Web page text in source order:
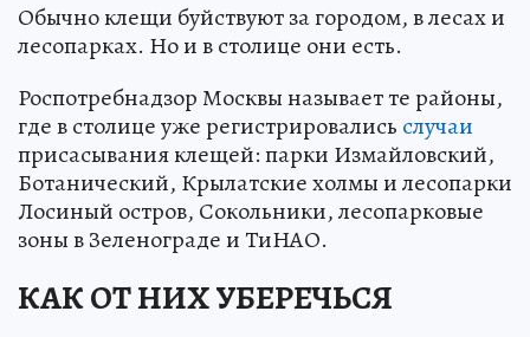
Обычно клещи буйствуют за городом, в лесах и
лесопарках. Но и в столице они есть.
Роспотребнадзор Москвы называет те районы,
где в столице уже регистрировались случаи
присасывания клещей: парки Измайловский,
Ботанический, Крылатские холмы и лесопарки
Лосиный остров, Сокольники, лесопарковые
зоны в Зеленограде и ТиНАО.
КАК ОТ НИХ УБЕРЕЧЬСЯ